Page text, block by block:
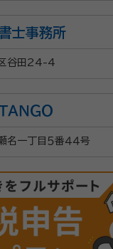
士事務所
谷田24-4
ＡＮＧＯ
名一丁目５番４４号